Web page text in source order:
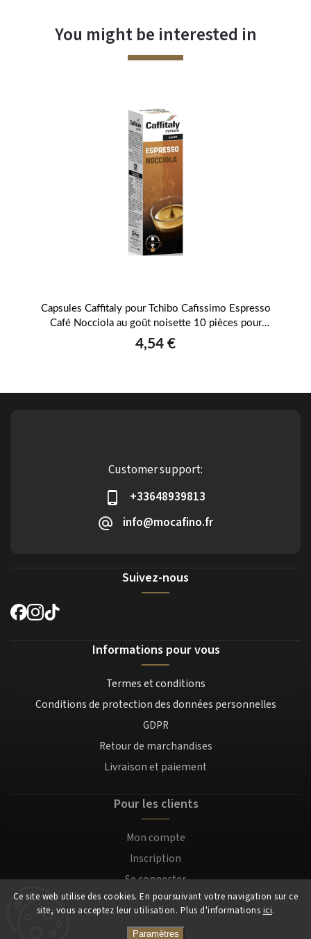
Ce site web utilise des cookies. En poursuivant votre navigation sur ce
site, vous acceptez leur utilisation. Plus d'informations ici.
Paramètres
You might be interested in
Capsules Caffitaly pour Tchibo Cafissimo Espresso
Café Nocciola au goût noisette 10 pièces pour
Tchibo Cafissimo
4,54 €
Customer support:
+33648939813
info@mocafino.fr
Suivez-nous
Informations pour vous
Termes et conditions
Conditions de protection des données personnelles
GDPR
Retour de marchandises
Livraison et paiement
Pour les clients
Mon compte
Inscription
Se connecter
Copyright 2026Mocafino.fr